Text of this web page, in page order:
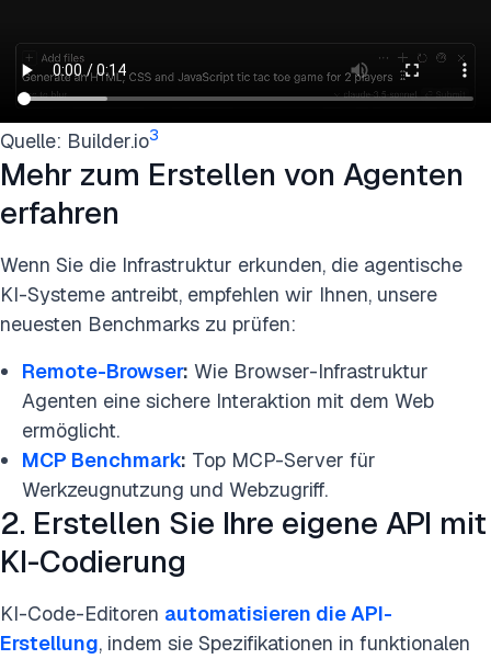
Quelle: Builder.io3
Mehr zum Erstellen von Agenten
erfahren
Wenn Sie die Infrastruktur erkunden, die agentische
KI-Systeme antreibt, empfehlen wir Ihnen, unsere
neuesten Benchmarks zu prüfen:
Remote-Browser: Wie Browser-Infrastruktur
Agenten eine sichere Interaktion mit dem Web
ermöglicht.
MCP Benchmark: Top MCP-Server für
Werkzeugnutzung und Webzugriff.
2. Erstellen Sie Ihre eigene API mit
KI-Codierung
KI-Code-Editoren automatisieren die API-
Erstellung, indem sie Spezifikationen in funktionalen